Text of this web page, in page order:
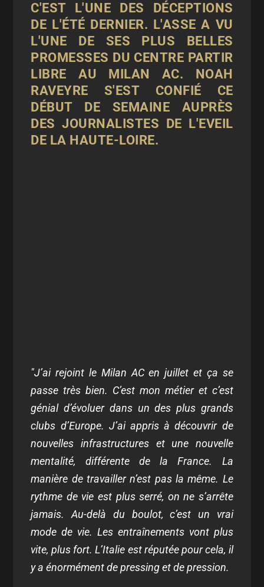
C'EST L'UNE DES DÉCEPTIONS
DE L'ÉTÉ DERNIER. L'ASSE A VU
L'UNE DE SES PLUS BELLES
PROMESSES DU CENTRE PARTIR
LIBRE AU MILAN AC. NOAH
RAVEYRE S'EST CONFIÉ CE
DÉBUT DE SEMAINE AUPRÈS
DES JOURNALISTES DE L'EVEIL
DE LA HAUTE-LOIRE.
"J’ai rejoint le Milan AC en juillet et ça se
passe très bien. C’est mon métier et c’est
génial d’évoluer dans un des plus grands
clubs d’Europe. J’ai appris à découvrir de
nouvelles infrastructures et une nouvelle
mentalité, différente de la France. La
manière de travailler n’est pas la même. Le
rythme de vie est plus serré, on ne s’arrête
jamais. Au-delà du boulot, c’est un vrai
mode de vie. Les entraînements vont plus
vite, plus fort. L’Italie est réputée pour cela, il
y a énormément de pressing et de pression.